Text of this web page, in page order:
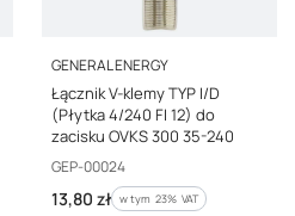
PRODUCENT
GENERAL ENERGY
Łącznik V-klemy TYP I/D
(Płytka 4/240 FI 12) do
zacisku OVKS 300 35-240
Kod producenta
GEP-00024
Cena brutto
13,80 zł w tym %s VAT
w tym 23% VAT